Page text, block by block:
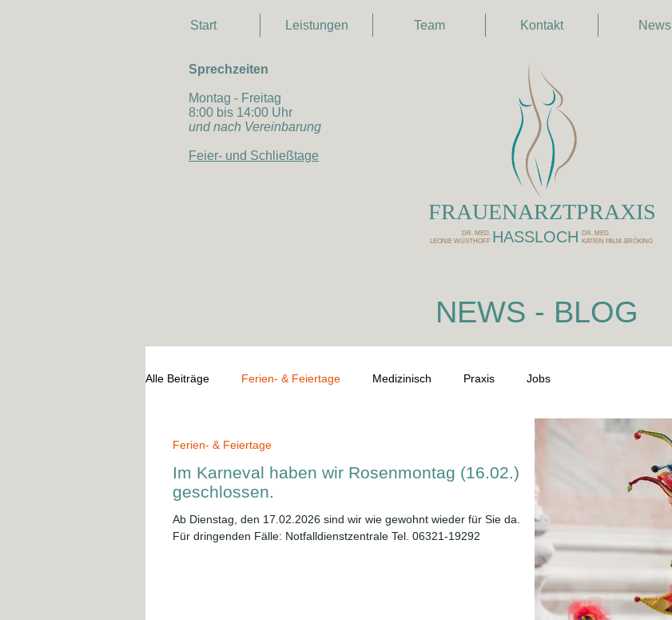
Start Leistungen Team Kontakt News
Sprechzeiten
Montag - Freitag
8:00 bis 14:00 Uhr
und nach Vereinbarung
Feier- und Schließtage
FRAUENARZTPRAXIS
DR. MED.
LEONIE WÜSTHOFF HASSLOCH
DR. MED.
KATRIN PALM-BRÖKING
Alle Beiträge Ferien- & Feiertage Medizinisch Praxis Jobs
Im Karneval haben wir Rosenmontag (16.02.)
geschlossen.
Ab Dienstag, den 17.02.2026 sind wir wie gewohnt wieder für Sie da.
Für dringenden Fälle: Notfalldienstzentrale Tel. 06321-19292
Ferien- & Feiertage
NEWS - BLOG